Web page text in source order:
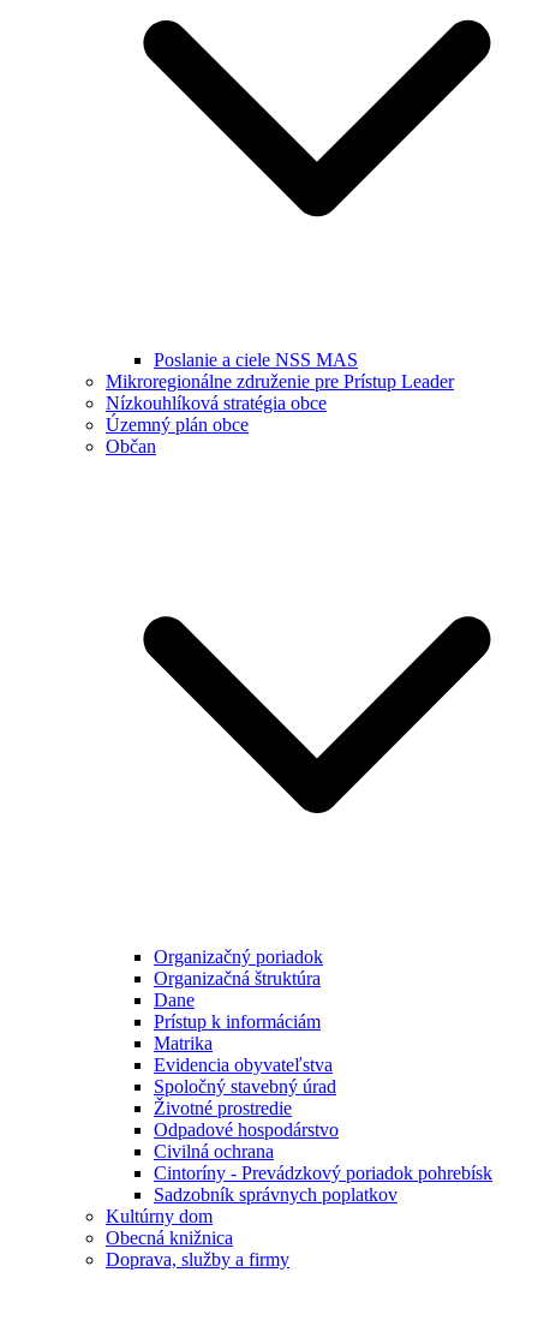
Poslanie a ciele NSS MAS
Mikroregionálne združenie pre Prístup Leader
Nízkouhlíková stratégia obce
Územný plán obce
Občan
Organizačný poriadok
Organizačná štruktúra
Dane
Prístup k informáciám
Matrika
Evidencia obyvateľstva
Spoločný stavebný úrad
Životné prostredie
Odpadové hospodárstvo
Civilná ochrana
Cintoríny - Prevádzkový poriadok pohrebísk
Sadzobník správnych poplatkov
Kultúrny dom
Obecná knižnica
Doprava, služby a firmy